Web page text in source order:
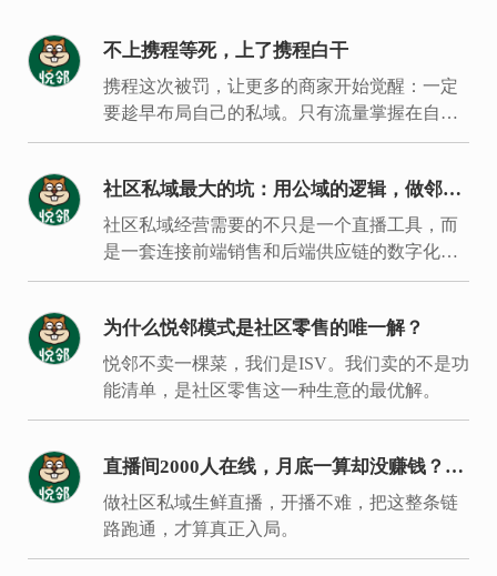
不上携程等死，上了携程白干
携程这次被罚，让更多的商家开始觉醒：一定
要趁早布局自己的私域。只有流量掌握在自己
手里，才能建立经营主场，拿回经营主动权。
社区私域最大的坑：用公域的逻辑，做邻居
的生意
社区私域经营需要的不只是一个直播工具，而
是一套连接前端销售和后端供应链的数字化履
约体系。
为什么悦邻模式是社区零售的唯一解？
悦邻不卖一棵菜，我们是ISV。我们卖的不是功
能清单，是社区零售这一种生意的最优解。
直播间2000人在线，月底一算却没赚钱？入
局同城生鲜要过的是这7关
做社区私域生鲜直播，开播不难，把这整条链
路跑通，才算真正入局。